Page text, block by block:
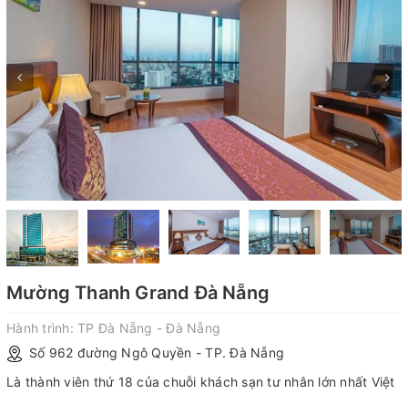
Mường Thanh Grand Đà Nẵng
Hành trình: TP Đà Nẵng - Đà Nẵng
Số 962 đường Ngô Quyền - TP. Đà Nẵng
Là thành viên thứ 18 của chuỗi khách sạn tư nhân lớn nhất Việt